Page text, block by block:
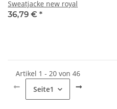
Sweatjacke new royal
36,79 € *
Artikel 1 - 20 von 46
Seite1